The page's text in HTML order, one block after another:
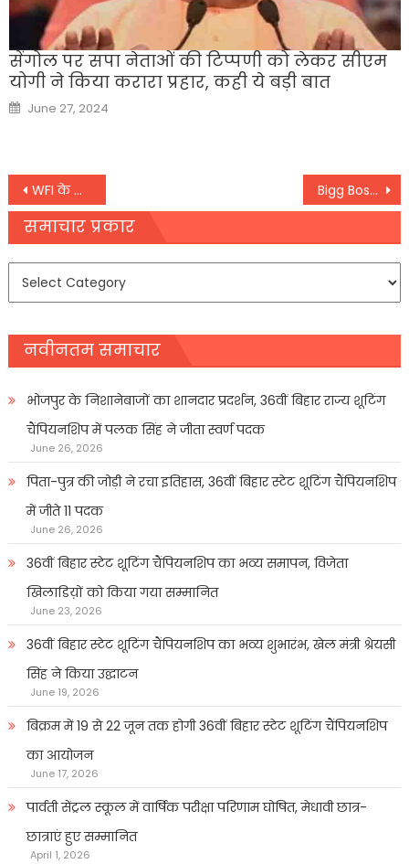
सेंगोल पर सपा नेताओं की ट‍िप्‍पणी को लेकर सीएम
योगी ने क‍िया करारा प्रहार, कही ये बड़ी बात
Posted
on
June 27, 2024
Post
navigation
WFI के अध्यक्ष बृजभूषण बोले- किसी की दया से इस पद पर नहीं, इस्तीफा देने से किया इनकार Bigg Boss 16: बिग बॉस में हुई ज्योतिष की एंट्री,किस कंटेस्टेंट की चमकने वाली है किस्मत
समाचार प्रकार
समाचार
नवीनतम समाचार
भोजपुर के निशानेबाजों का शानदार प्रदर्शन, 36वीं बिहार राज्य शूटिंग
चैंपियनशिप में पलक सिंह ने जीता स्वर्ण पदक
June 26, 2026
पिता-पुत्र की जोड़ी ने रचा इतिहास, 36वीं बिहार स्टेट शूटिंग चैंपियनशिप
में जीते 11 पदक
June 26, 2026
36वीं बिहार स्टेट शूटिंग चैंपियनशिप का भव्य समापन, विजेता
खिलाडिय़ों को किया गया सम्मानित
June 23, 2026
36वीं बिहार स्टेट शूटिंग चैंपियनशिप का भव्य शुभारंभ, खेल मंत्री श्रेयसी
सिंह ने किया उद्घाटन
June 19, 2026
बिक्रम में 19 से 22 जून तक होगी 36वीं बिहार स्टेट शूटिंग चैंपियनशिप
का आयोजन
June 17, 2026
पार्वती सेंट्रल स्कूल में वार्षिक परीक्षा परिणाम घोषित, मेधावी छात्र-
छात्राएं हुए सम्मानित
April 1, 2026